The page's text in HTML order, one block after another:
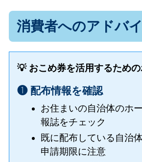
消費者へのアドバ
💡 おこめ券を活用するための
❶ 配布情報を確認
お住まいの自治体のホ
報誌をチェック
既に配布している自治
申請期限に注意